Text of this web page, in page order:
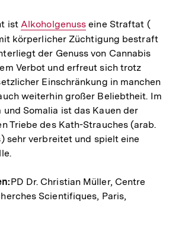
ist Interner
Link:
Alkoholgenuss eine Straftat (
Link:
körperlicher Züchtigung bestraft
der Genuss von Cannabis
Verbot und erfreut sich trotz
Einschränkung in manchen
weiterhin großer Beliebtheit. Im
Somalia ist das Kauen der
Triebe des Kath-­Strauches (arab.
sehr verbreitet und spielt eine
PD Dr. Christian Müller, Centre
Scientifiques, Paris,